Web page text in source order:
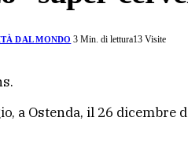
DAL MONDO 3 Min. di lettura13Visite
a Ostenda, il 26 dicembre